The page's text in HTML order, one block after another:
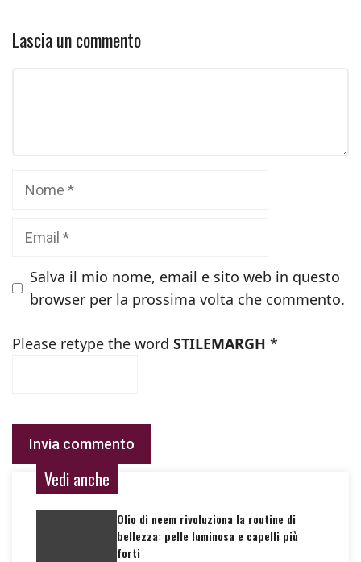
Lascia un commento
Salva il mio nome, email e sito web in questo
browser per la prossima volta che commento.
Please retype the word STILEMARGH *
Vedi anche
Olio di neem rivoluziona la routine di
bellezza: pelle luminosa e capelli più
forti